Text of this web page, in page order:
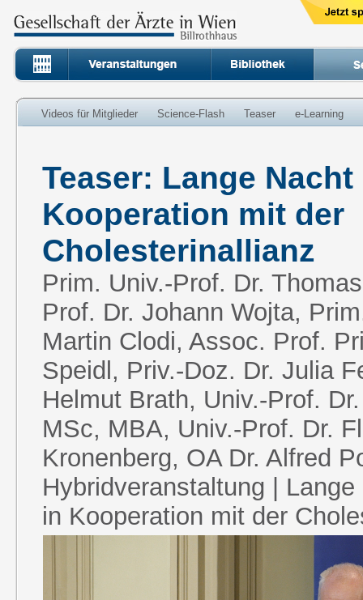
Videos für Mitglieder Science-Flash Teaser e-Learning
Teaser: Lange
Kooperation mit der
Cholesterinallianz
Prim. Univ.-Prof. Dr.
Prof. Dr. Johann Wojta,
Martin Clodi, Assoc. Prof.
Speidl, Priv.-Doz. Dr. Julia
Helmut Brath, Univ.-Prof.
MSc, MBA, Univ.-Prof. Dr.
Kronenberg, OA Dr. Alfred
Hybridveranstaltung |
in Kooperation mit der